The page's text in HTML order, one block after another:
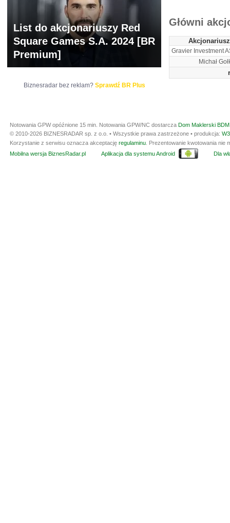
Główni
Akcjonariusz
Gravier Investment
Michał
List do akcjonariuszy Red
Square Games S.A. 2024 [BR
Premium]
Biznesradar bez reklam? Sprawdź BR Plus
Notowania GPW opóźnione 15 min. Notowania GPW/NC dostarcza Dom Maklerski
© 2010-2026 BIZNESRADAR sp. z o.o. • Wszystkie prawa zastrzeżone • produkcja:
Korzystanie z serwisu oznacza akceptację regulaminu . Prezentowanie kwotowania
Mobilna wersja BiznesRadar.pl
Aplikacja dla systemu Android Dla